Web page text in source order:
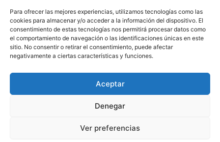
Para ofrecer las mejores experiencias, utilizamos tecnologías como las
cookies para almacenar y/o acceder a la información del dispositivo. El
consentimiento de estas tecnologías nos permitirá procesar datos como
el comportamiento de navegación o las identificaciones únicas en este
sitio. No consentir o retirar el consentimiento, puede afectar
negativamente a ciertas características y funciones.
Aceptar
Denegar
Ver preferencias
Ver Política de Privacidad
Luis Pérez & Asociados. Abogados - Todos los derechos reservados
Política de Cookies | Aviso Legal